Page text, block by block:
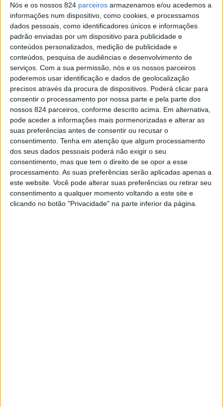
Nós e os nossos 824 parceiros armazenamos e/ou acedemos a
informações num dispositivo, como cookies, e processamos
dados pessoais, como identificadores únicos e informações
padrão enviadas por um dispositivo para publicidade e
conteúdos personalizados, medição de publicidade e
conteúdos, pesquisa de audiências e desenvolvimento de
serviços. Com a sua permissão, nós e os nossos parceiros
poderemos usar identificação e dados de geolocalização
precisos através da procura de dispositivos. Poderá clicar para
consentir o processamento por nossa parte e pela parte dos
nossos 824 parceiros, conforme descrito acima. Em alternativa,
pode aceder a informações mais pormenorizadas e alterar as
suas preferências antes de consentir ou recusar o
consentimento. Tenha em atenção que algum processamento
dos seus dados pessoais poderá não exigir o seu
consentimento, mas que tem o direito de se opor a esse
processamento. As suas preferências serão aplicadas apenas a
este website. Você pode alterar suas preferências ou retirar seu
consentimento a qualquer momento voltando a este site e
clicando no botão "Privacidade" na parte inferior da página.
Não adianta aceitar da boca para fora, se o teu
coração ainda não se curou e a tua mente te
lembra todos os dias o que tu já enfrentaste.
Não adianta apostar se já deixou de te
pertencer, se o que tu sentias não foi
valorizado, se tudo que tu fazias por alguém